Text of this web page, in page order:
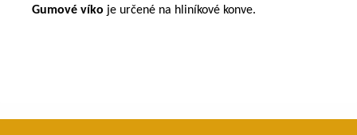
Gumové víko je určené na hliníkové konve.